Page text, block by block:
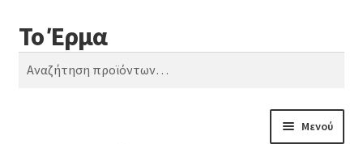
Απευθείας
μετάβαση
στην
Μετάβαση
σε
περιεχόμενο
Το Έρμα
Αναζήτηση
Αναζήτηση
Μενού